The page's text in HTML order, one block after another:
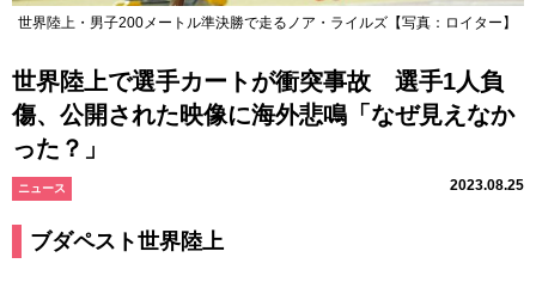
世界陸上・男子200メートル準決勝で走るノア・ライルズ【写真：ロイター】
世界陸上で選手カートが衝突事故 選手1人負
傷、公開された映像に海外悲鳴「なぜ見えなか
った？」
ニュース 2023.08.25
ブダペスト世界陸上